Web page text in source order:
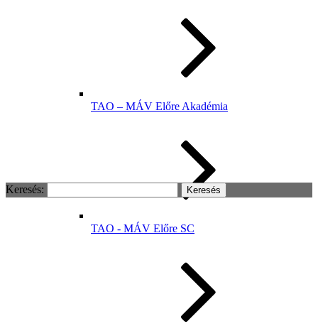
TAO – MÁV Előre Akadémia
TAO - MÁV Előre SC
Keresés: